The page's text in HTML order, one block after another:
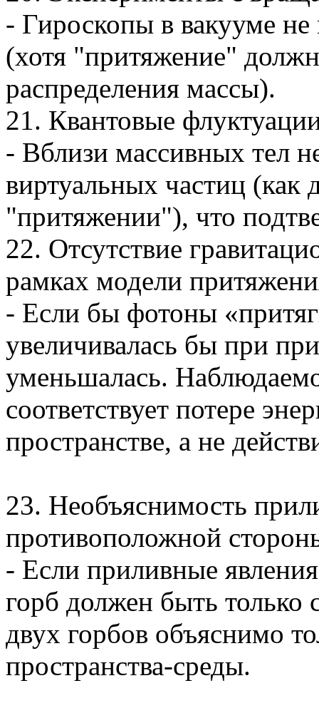
- Гироскопы в вакууме
(хотя "притяжение"
распределения массы).
21. Квантовые
- Вблизи массивных тел
виртуальных частиц
"притяжении"), что
22. Отсутствие
рамках модели
- Если бы фотоны
увеличивалась бы при
уменьшалась.
соответствует потере
пространстве, а не
23. Необъяснимость
противоположной
- Если приливные
горб должен быть
двух горбов объяснимо
пространства-среды.